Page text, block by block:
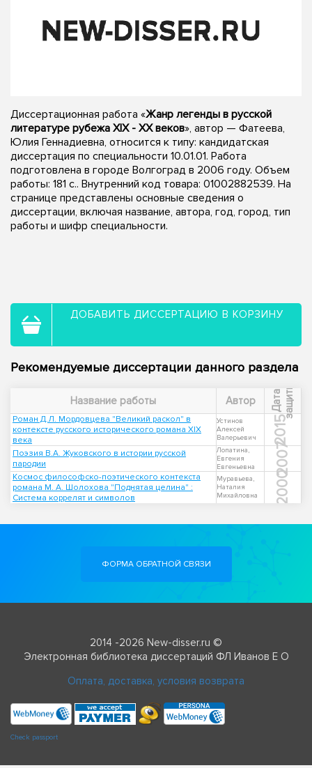
Диссертационная работа «Жанр легенды в русской
литературе рубежа XIX - XX веков», автор — Фатеева,
Юлия Геннадиевна, относится к типу: кандидатская
диссертация по специальности 10.01.01. Работа
подготовлена в городе Волгоград в 2006 году. Объем
работы: 181 с.. Внутренний код товара: 01002882539. На
странице представлены основные сведения о
диссертации, включая название, автора, год, город, тип
работы и шифр специальности.
ДОБАВИТЬ ДИССЕРТАЦИЮ В КОРЗИНУ
Рекомендуемые диссертации данного раздела
Название работы Автор Д
а
т
а
з
а
щ
и
т ы
Роман Д.Л. Мордовцева "Великий раскол" в
контексте русского исторического романа XIX
века
Устинов
Алексей
Валерьевич
2015
Поэзия В.А. Жуковского в истории русской
пародии
Лопатина,
Евгения
Евгеньевна
2007
Космос философско-поэтического контекста
романа М. А. Шолохова "Поднятая целина" :
Система коррелят и символов
Муравьева,
Наталия
Михайловна
2000
ФОРМА ОБРАТНОЙ СВЯЗИ
2014 -2026 New-disser.ru ©
Электронная библиотека диссертаций ФЛ Иванов Е О
Оплата, доставка, условия возврата
Check passport